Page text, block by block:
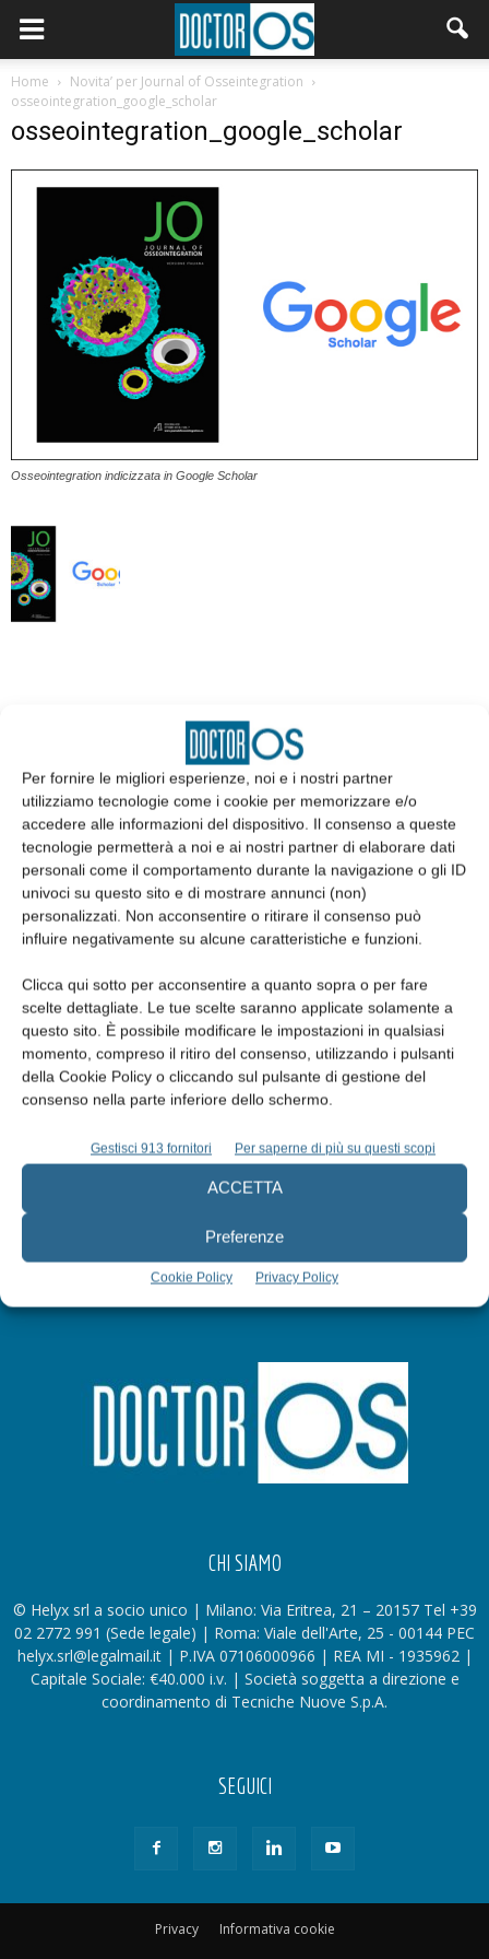
Per fornire le migliori esperienze, noi e i nostri partner
utilizziamo tecnologie come i cookie per memorizzare e/o
accedere alle informazioni del dispositivo. Il consenso a queste
tecnologie permetterà a noi e ai nostri partner di elaborare dati
personali come il comportamento durante la navigazione o gli ID
univoci su questo sito e di mostrare annunci (non)
personalizzati. Non acconsentire o ritirare il consenso può
influire negativamente su alcune caratteristiche e funzioni.
Clicca qui sotto per acconsentire a quanto sopra o per fare
scelte dettagliate. Le tue scelte saranno applicate solamente a
questo sito. È possibile modificare le impostazioni in qualsiasi
momento, compreso il ritiro del consenso, utilizzando i pulsanti
della Cookie Policy o cliccando sul pulsante di gestione del
consenso nella parte inferiore dello schermo.
Gestisci 913 fornitori Per saperne di più su questi scopi
ACCETTA
Preferenze
Cookie Policy Privacy Policy
Home
Novita’ per Journal of Osseintegration
osseointegration_google_scholar
osseointegration_google_scholar
Osseointegration indicizzata in Google Scholar
Edicola web
Abbonati
Iscriviti alla newsletter
CHI SIAMO
© Helyx srl a socio unico | Milano: Via Eritrea, 21 – 20157 Tel +39
02 2772 991 (Sede legale) | Roma: Viale dell'Arte, 25 - 00144 PEC
helyx.srl@legalmail.it | P.IVA 07106000966 | REA MI - 1935962 |
Capitale Sociale: €40.000 i.v. | Società soggetta a direzione e
coordinamento di Tecniche Nuove S.p.A.
SEGUICI
Privacy
Informativa cookie